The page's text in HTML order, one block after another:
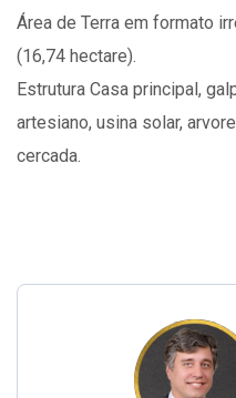
Área de Terra em formato
(16,74 hectare).
Estrutura Casa principal,
artesiano, usina solar,
cercada.